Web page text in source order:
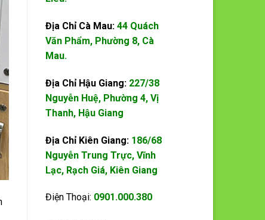
Địa Chỉ Cà Mau: 44 Quách
Văn Phẩm, Phường 8, Cà
Mau.
Địa Chỉ Hậu Giang: 227/38
Nguyễn Huệ, Phường 4, Vị
Thanh, Hậu Giang
Địa Chỉ Kiên Giang: 186/68
Nguyễn Trung Trực, Vĩnh
Lạc, Rạch Giá, Kiên Giang
Điện Thoại: 0901.000.380